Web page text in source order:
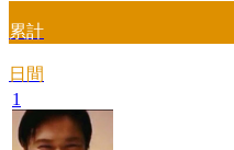
累計
日間
1